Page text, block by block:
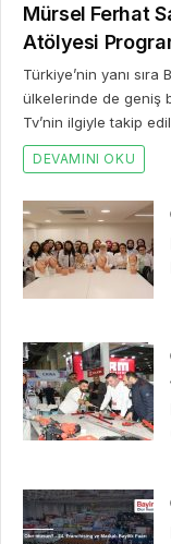
Mürsel Ferhat
Atölyesi
Türkiye’nin yanı
ülkelerinde de geniş
Tv’nin ilgiyle takip
DEVAMINI OKU